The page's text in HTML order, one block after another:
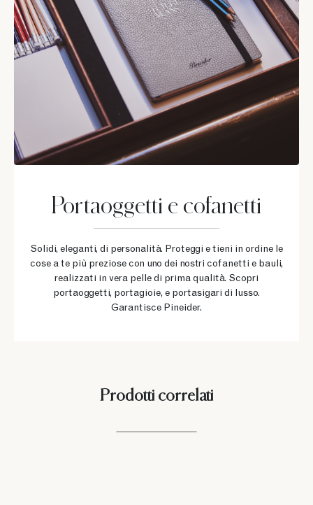
Portaoggetti e cofanetti
Solidi, eleganti, di personalità. Proteggi e tieni in ordine le
cose a te più preziose con uno dei nostri cofanetti e bauli,
realizzati in vera pelle di prima qualità. Scopri
portaoggetti, portagioie, e portasigari di lusso.
Garantisce Pineider.
Prodotti correlati